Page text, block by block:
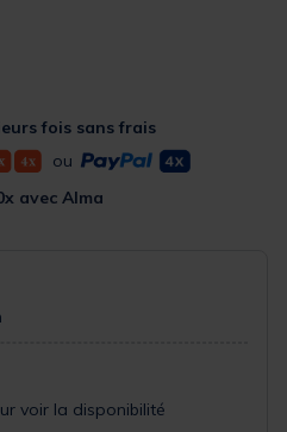
fois sans frais
ou
avec Alma
voir la disponibilité